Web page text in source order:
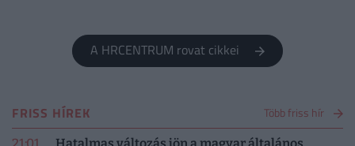
A HRCENTRUM rovat cikkei
FRISS HÍREK Több friss hír